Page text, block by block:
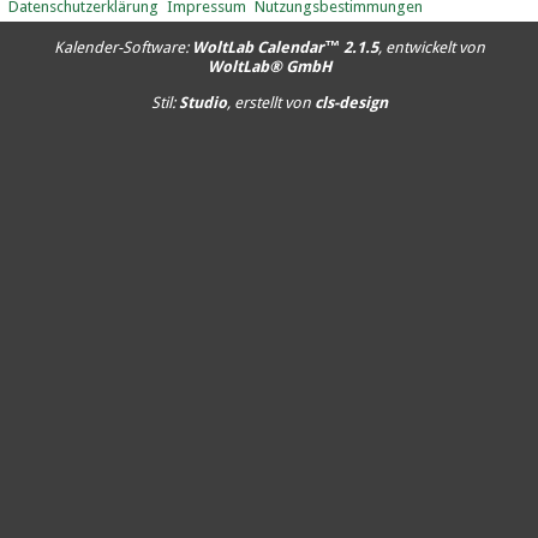
Datenschutzerklärung Impressum Nutzungsbestimmungen
Kalender-Software: WoltLab Calendar™ 2.1.5, entwickelt von
WoltLab® GmbH
Stil:Studio, erstellt von cls-design